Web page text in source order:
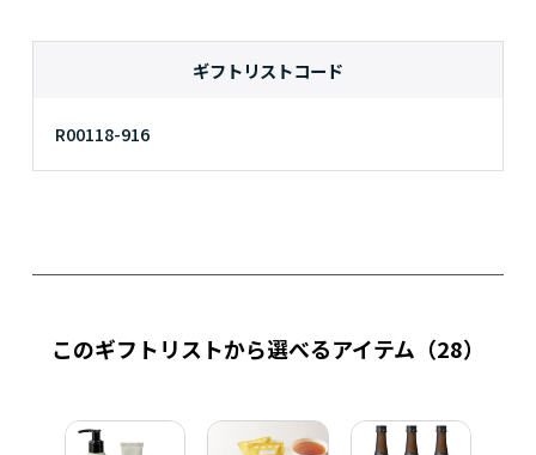
ギフトリストコード
R00118-916
このギフトリストから選べるアイテム （28）